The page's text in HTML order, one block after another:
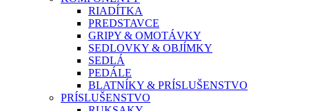
RIADÍTKA
PREDSTAVCE
GRIPY & OMOTÁVKY
SEDLOVKY & OBJÍMKY
SEDLÁ
PEDÁLE
BLATNÍKY & PRÍSLUŠENSTVO
PRÍSLUŠENSTVO